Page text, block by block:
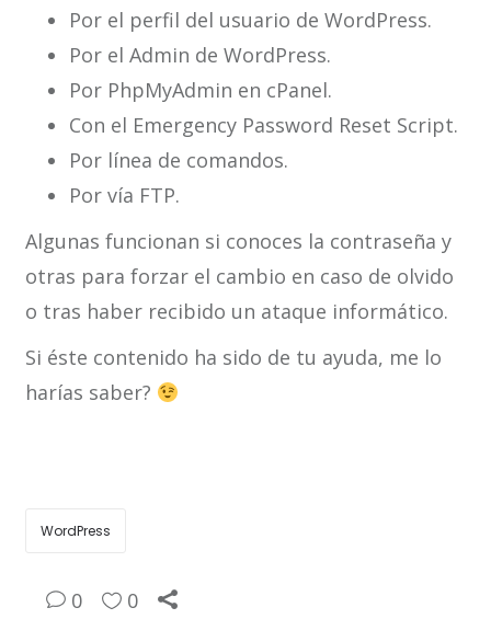
Por el perfil del usuario de WordPress.
Por el Admin de WordPress.
Por PhpMyAdmin en cPanel.
Con el Emergency Password Reset Script.
Por línea de comandos.
Por vía FTP.
Algunas funcionan si conoces la contraseña y
otras para forzar el cambio en caso de olvido
o tras haber recibido un ataque informático.
Si éste contenido ha sido de tu ayuda, me lo
harías saber?
WordPress
0 0